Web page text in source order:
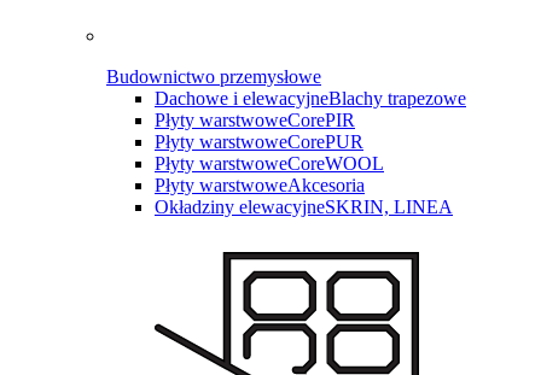
Budownictwo przemysłowe
Dachowe i elewacyjneBlachy trapezowe
Płyty warstwoweCorePIR
Płyty warstwoweCorePUR
Płyty warstwoweCoreWOOL
Płyty warstwoweAkcesoria
Okładziny elewacyjneSKRIN, LINEA